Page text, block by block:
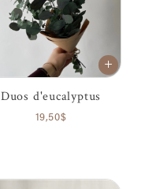
Duos d'eucalyptus
19,50$